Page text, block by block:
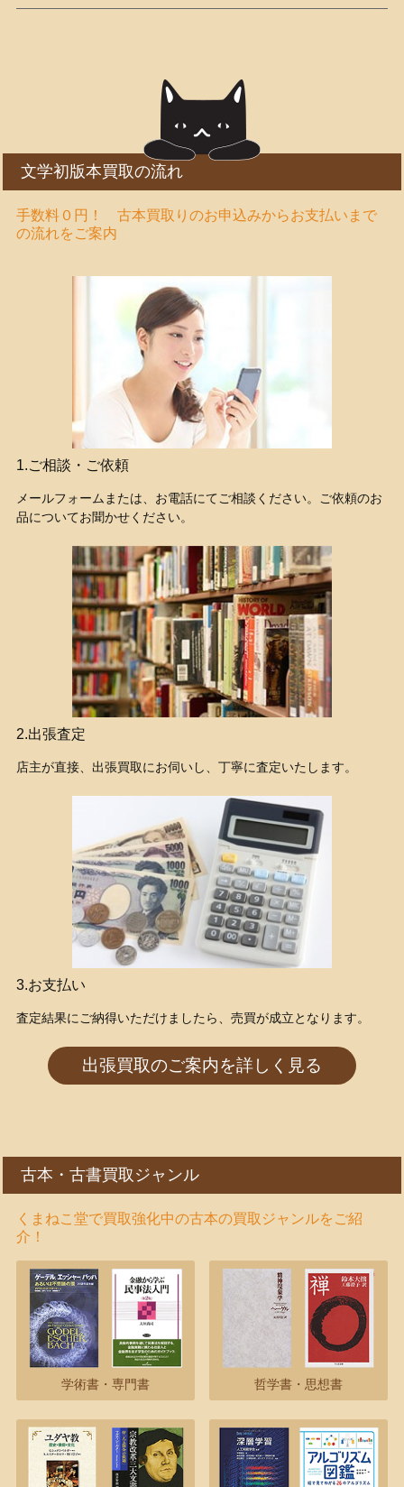
文学初版本買取の流れ
手数料０円！ 古本買取りのお申込みからお支払いまで
の流れをご案内
1.ご相談・ご依頼
メールフォームまたは、お電話にてご相談ください。ご依頼のお
品についてお聞かせください。
2.出張査定
店主が直接、出張買取にお伺いし、丁寧に査定いたします。
3.お支払い
査定結果にご納得いただけましたら、売買が成立となります。
出張買取のご案内を詳しく見る
古本・古書買取ジャンル
くまねこ堂で買取強化中の古本の買取ジャンルをご紹
介！
学術書・専門書 哲学書・思想書